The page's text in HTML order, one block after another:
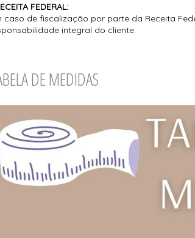
FEDERAL:
caso de fiscalização por parte da Receita
integral do cliente.
DE MEDIDAS